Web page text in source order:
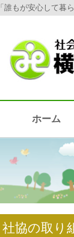
「誰もが安心して暮
ホーム
社協の取り